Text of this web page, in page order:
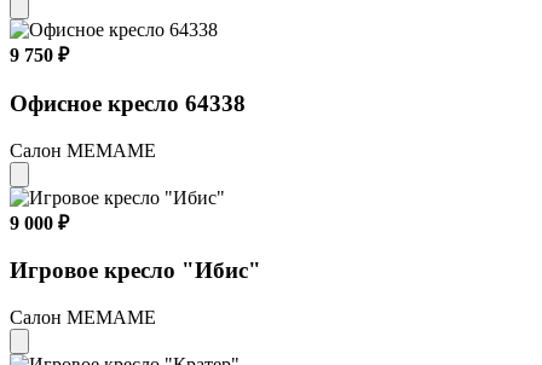
9 750 ₽
Офисное кресло 64338
Салон МЕМАМЕ
9 000 ₽
Игровое кресло "Ибис"
Салон МЕМАМЕ